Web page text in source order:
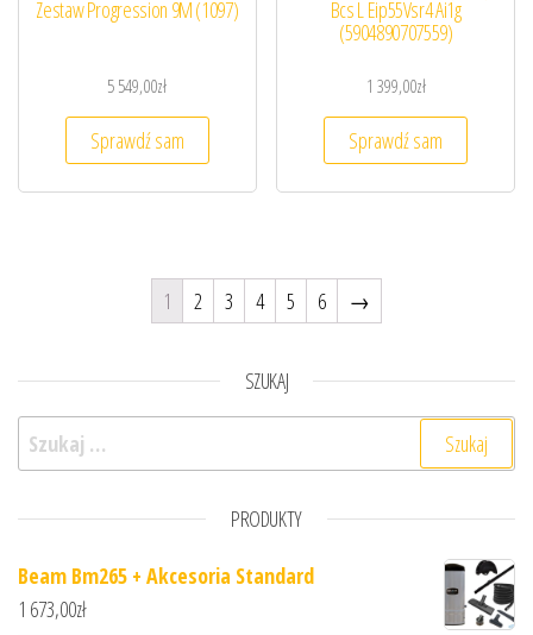
Zestaw Progression 9M (1097)
5 549,00zł
Sprawdź sam
Bcs L Eip55Vsr4 Ai1g
(5904890707559)
1 399,00zł
Sprawdź sam
1 2 3 4 5 6 →
SZUKAJ
Szukaj:
PRODUKTY
Beam Bm265 + Akcesoria Standard
1 673,00zł